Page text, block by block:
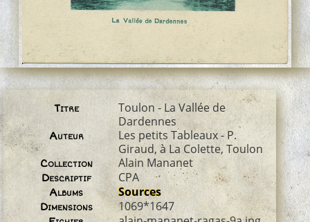
Titre
Toulon - La Vallée de
Dardennes
Auteur
Les petits Tableaux - P.
Giraud, à La Colette, Toulon
Collection Alain Mananet
Descriptif CPA
Albums Sources
Dimensions 1069*1647